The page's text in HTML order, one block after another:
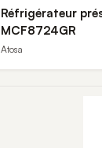
Réfrigérateur
MCF8724GR
Atosa